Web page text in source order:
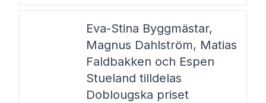
Eva-Stina Byggmästar,
Magnus Dahlström, Matias
Faldbakken och Espen
Stueland tilldelas
Doblougska priset